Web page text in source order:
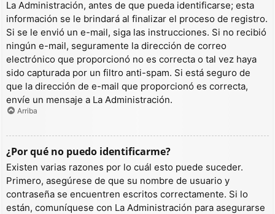
La Administración, antes de que pueda identificarse; esta
información se le brindará al finalizar el proceso de registro.
Si se le envió un e-mail, siga las instrucciones. Si no recibió
ningún e-mail, seguramente la dirección de correo
electrónico que proporcionó no es correcta o tal vez haya
sido capturada por un filtro anti-spam. Si está seguro de
que la dirección de e-mail que proporcionó es correcta,
envíe un mensaje a La Administración.
Arriba
¿Por qué no puedo identificarme?
Existen varias razones por lo cuál esto puede suceder.
Primero, asegúrese de que su nombre de usuario y
contraseña se encuentren escritos correctamente. Si lo
están, comuníquese con La Administración para asegurarse